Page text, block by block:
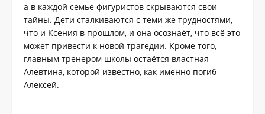
а в каждой семье фигуристов скрываются свои
тайны. Дети сталкиваются с теми же трудностями,
что и Ксения в прошлом, и она осознаёт, что всё это
может привести к новой трагедии. Кроме того,
главным тренером школы остаётся властная
Алевтина, которой известно, как именно погиб
Алексей.